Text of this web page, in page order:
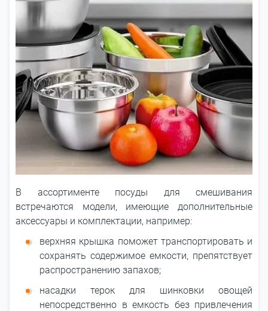
В ассортименте посуды для смешивания
встречаются модели, имеющие дополнительные
аксессуары и комплектации, например:
верхняя крышка поможет транспортировать и
сохранять содержимое емкости, препятствует
распространению запахов;
насадки терок для шинковки овощей
непосредственно в емкость без привлечения